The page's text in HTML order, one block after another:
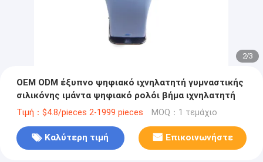
2/3
OEM ODM έξυπνο ψηφιακό ιχνηλατητή γυμναστικής
σιλικόνης ιμάντα ψηφιακό ρολόι βήμα ιχνηλατητή
Τιμή：$4.8/pieces 2-1999 pieces MOQ：1 τεμάχιο
Καλύτερη τιμή Επικοινωνήστε